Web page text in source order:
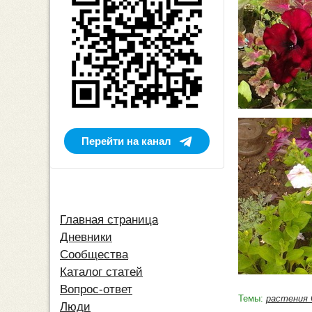
Темы: растения
Перейти на канал
Главная страница
Дневники
Сообщества
Каталог статей
Вопрос-ответ
Люди